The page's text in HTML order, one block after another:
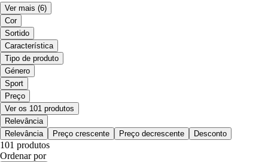
Ver mais (6)
Cor
Sortido
Característica
Tipo de produto
Género
Sport
Preço
Ver os 101 produtos
Relevância
Relevância
Preço crescente Preço decrescente Desconto
101 produtos
Ordenar por